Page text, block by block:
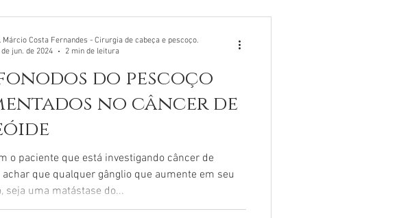
A metástase ocorre quando células cancerígenas
do tumor original e via
do pescoço
no câncer de
o paciente que está investigando câncer de
que qualquer gânglio que aumente em seu
seja uma matástase do...
Márcio Costa Fernandes - Cirurgia de cabeça e pescoço.
de jun. de 2024
2 min de leitura